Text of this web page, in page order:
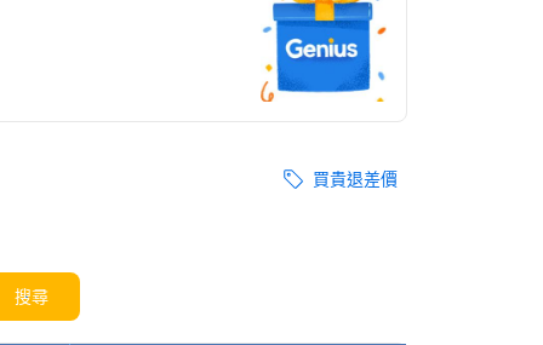
買貴退差價
搜尋